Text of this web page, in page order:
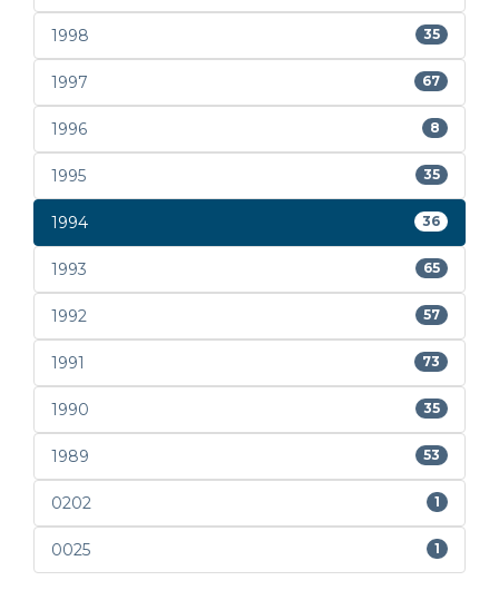
1998 35
1997 67
1996 8
1995 35
1994 36
1993 65
1992 57
1991 73
1990 35
1989 53
0202 1
0025 1